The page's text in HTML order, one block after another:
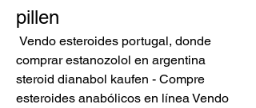
pillen
comprar estanozolol en argentina
steroid dianabol kaufen - Compre
esteroides anabólicos en línea Vendo